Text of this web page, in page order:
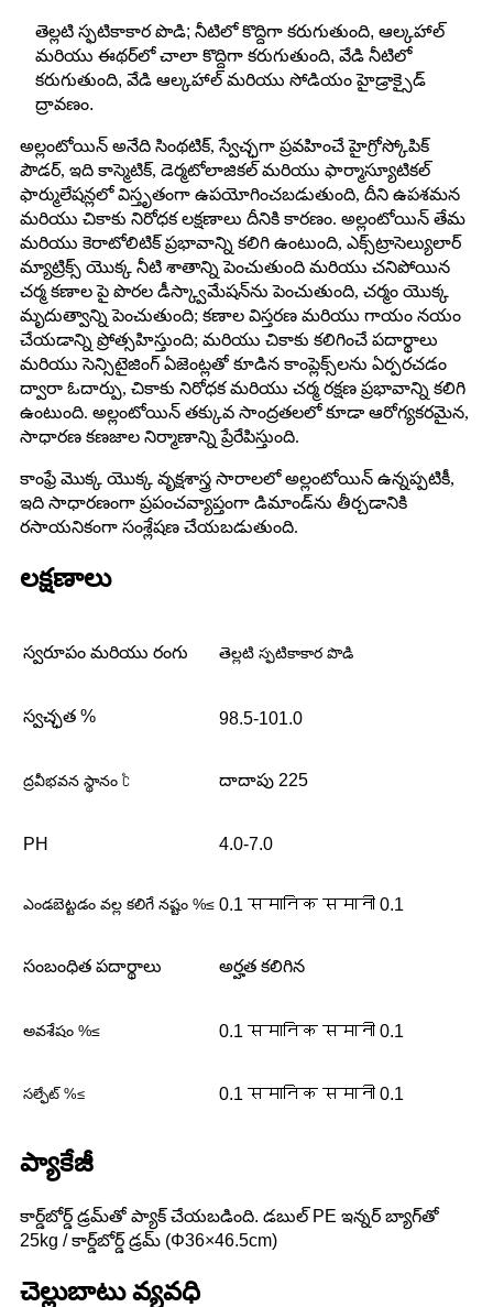
తెల్లటి స్ఫటికాకార పొడి; నీటిలో కొద్దిగా కరుగుతుంది, ఆల్కహాల్
మరియు ఈథర్‌లో చాలా కొద్దిగా కరుగుతుంది, వేడి నీటిలో
కరుగుతుంది, వేడి ఆల్కహాల్ మరియు సోడియం హైడ్రాక్సైడ్
ద్రావణం.
అల్లంటోయిన్ అనేది సింథటిక్, స్వేచ్ఛగా ప్రవహించే హైగ్రోస్కోపిక్
పౌడర్, ఇది కాస్మెటిక్, డెర్మటోలాజికల్ మరియు ఫార్మాస్యూటికల్
ఫార్ములేషన్లలో విస్తృతంగా ఉపయోగించబడుతుంది, దీని ఉపశమన
మరియు చికాకు నిరోధక లక్షణాలు దీనికి కారణం. అల్లంటోయిన్ తేమ
మరియు కెరాటోలిటిక్ ప్రభావాన్ని కలిగి ఉంటుంది, ఎక్స్‌ట్రాసెల్యులార్
మ్యాట్రిక్స్ యొక్క నీటి శాతాన్ని పెంచుతుంది మరియు చనిపోయిన
చర్మ కణాల పై పొరల డీస్క్వామేషన్‌ను పెంచుతుంది, చర్మం యొక్క
మృదుత్వాన్ని పెంచుతుంది; కణాల విస్తరణ మరియు గాయం నయం
చేయడాన్ని ప్రోత్సహిస్తుంది; మరియు చికాకు కలిగించే పదార్థాలు
మరియు సెన్సిటైజింగ్ ఏజెంట్లతో కూడిన కాంప్లెక్స్‌లను ఏర్పరచడం
ద్వారా ఓదార్పు, చికాకు నిరోధక మరియు చర్మ రక్షణ ప్రభావాన్ని కలిగి
ఉంటుంది. అల్లంటోయిన్ తక్కువ సాంద్రతలలో కూడా ఆరోగ్యకరమైన,
సాధారణ కణజాల నిర్మాణాన్ని ప్రేరేపిస్తుంది.
కాంఫ్రే మొక్క యొక్క వృక్షశాస్త్ర సారాలలో అల్లంటోయిన్ ఉన్నప్పటికీ,
ఇది సాధారణంగా ప్రపంచవ్యాప్తంగా డిమాండ్‌ను తీర్చడానికి
రసాయనికంగా సంశ్లేషణ చేయబడుతుంది.
లక్షణాలు
స్వరూపం మరియు రంగు తెల్లటి స్ఫటికాకార పొడి
స్వచ్ఛత % 98.5-101.0
ద్రవీభవన స్థానం ℃ దాదాపు 225
PH 4.0-7.0
ఎండబెట్టడం వల్ల కలిగే నష్టం %≤ 0.1 समानिक समानी 0.1
సంబంధిత పదార్థాలు అర్హత కలిగిన
అవశేషం %≤ 0.1 समानिक समानी 0.1
సల్ఫేట్ %≤ 0.1 समानिक समानी 0.1
ప్యాకేజీ
కార్డ్‌బోర్డ్ డ్రమ్‌తో ప్యాక్ చేయబడింది. డబుల్ PE ఇన్నర్ బ్యాగ్‌తో
25kg / కార్డ్‌బోర్డ్ డ్రమ్ (Φ36×46.5cm)
చెల్లుబాటు వ్యవధి